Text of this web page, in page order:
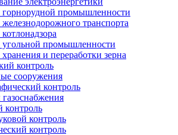
промышленности
транспорта
промышленности
и переработки зерна
контроль
сооружения
контроль
контроль
контроль
контроль